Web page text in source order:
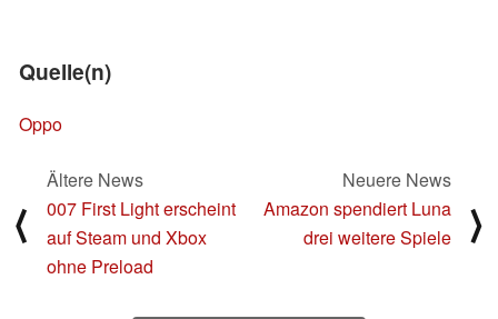
Quelle(n)
Oppo
⟨
Ältere News
007 First Light erscheint
auf Steam und Xbox
ohne Preload
Neuere News
Amazon spendiert Luna
drei weitere Spiele
⟩